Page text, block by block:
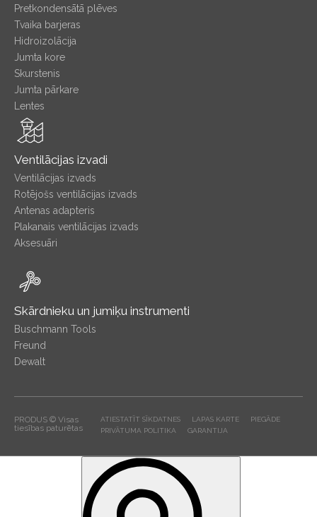
Pretkondensātā plēves
Tvaika barjeras
Hidroizolācija
Jumta kore
Skurstenis
Jumta pārkare
Lentes
Ventilācijas izvadi
Ventilācijas izvads
Rotējošs ventilācijas izvads
Antenas adapteris
Plakanais ventilācijas izvads
Aksesuāri
Skārdnieku un jumiķu instrumenti
Buschmann Tools
Freund
Dewalt
PRODUS © Visas
tiesības paturētas
ATIESTATĪT SĪKDATNES LAPAS KARTE
PIEGĀDE
PRIVĀTUMA POLITIKA
GARANTIJA